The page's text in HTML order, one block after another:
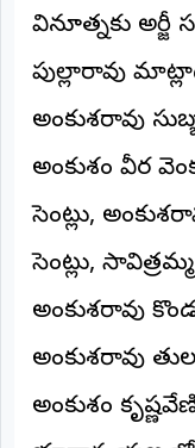
రిపోర్టర్లు
రిపోర్టర్‌గా
చేరండి
(Login)
©
NTODAY
NEWS
ప్రతి
పక్షం
వినూత్నకు
పుల్లారావు
అంకుశరావు
అంకుశం వీర
సెంట్లు,
సెంట్లు,
అంకుశరావు
అంకుశరావు
అంకుశం